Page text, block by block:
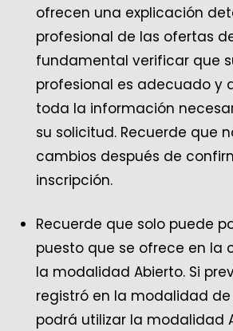
ofrecen una explicación
profesional de las ofertas
fundamental verificar que
profesional es adecuado y
toda la información
su solicitud. Recuerde que
cambios después de
inscripción.
Recuerde que solo puede
puesto que se ofrece en la
la modalidad Abierto. Si
registró en la modalidad de
podrá utilizar la modalidad